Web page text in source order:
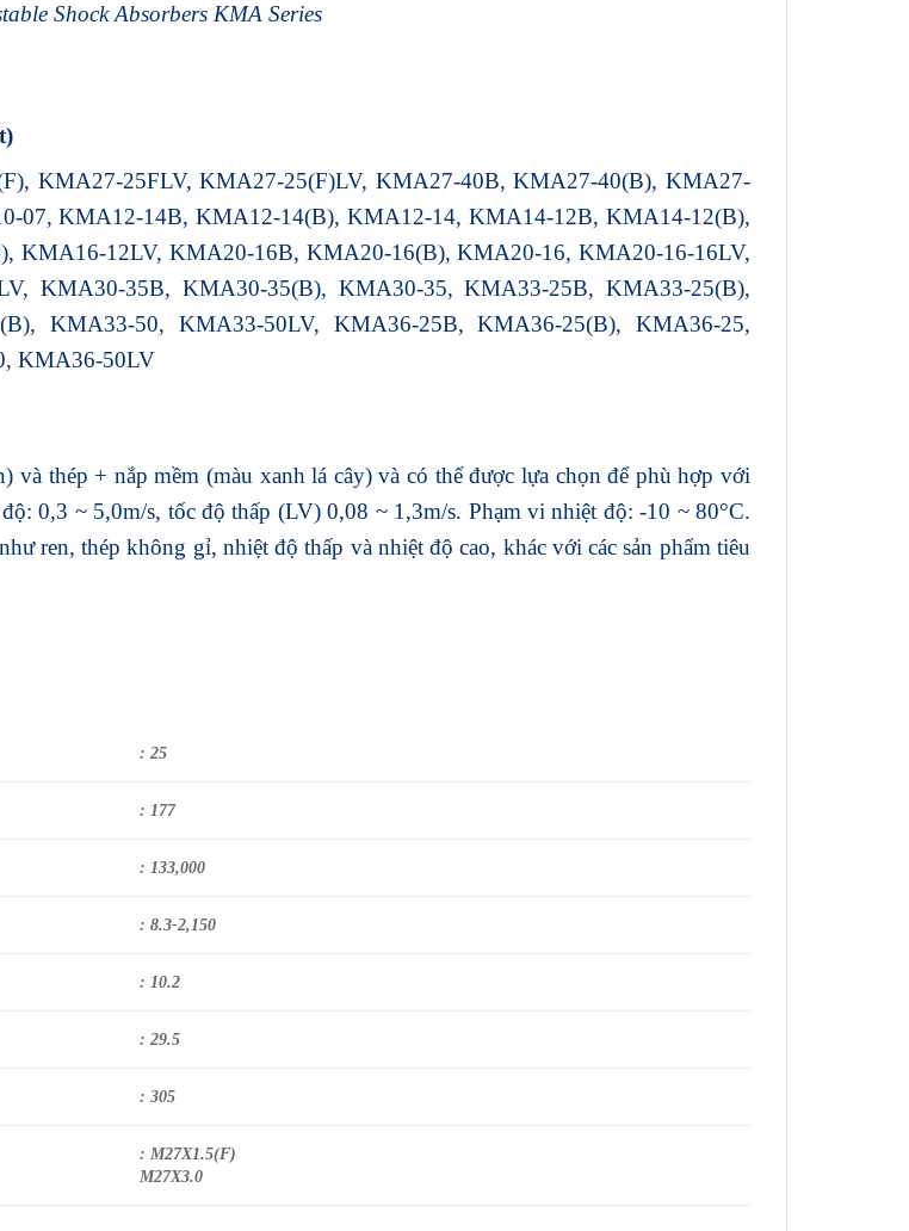
Shock Absorbers KMA Series
KMA27-25FLV, KMA27-25(F)LV, KMA27-40B, KMA27-40(B), KMA27-
07, KMA12-14B, KMA12-14(B), KMA12-14, KMA14-12B, KMA14-12(B),
KMA16-12LV, KMA20-16B, KMA20-16(B), KMA20-16, KMA20-16-16LV,
KMA30-35B, KMA30-35(B), KMA30-35, KMA33-25B, KMA33-25(B),
KMA33-50, KMA33-50LV, KMA36-25B, KMA36-25(B), KMA36-25,
KMA36-50LV
và thép + nắp mềm (màu xanh lá cây) và có thể được lựa chọn để phù hợp với
0,3 ~ 5,0m/s, tốc độ thấp (LV) 0,08 ~ 1,3m/s. Phạm vi nhiệt độ: -10 ~ 80°C.
ren, thép không gỉ, nhiệt độ thấp và nhiệt độ cao, khác với các sản phẩm tiêu
: 25
: 177
: 133,000
: 8.3-2,150
: 10.2
: 29.5
: 305
: M27X1.5(F)
M27X3.0